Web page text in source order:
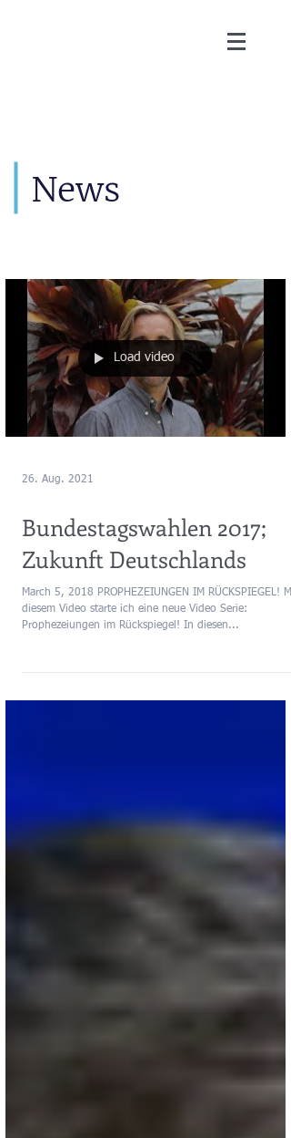
News
Load video
26. Aug. 2021
Bundestagswahlen 2017;
Zukunft Deutschlands
March 5, 2018 PROPHEZEIUNGEN IM RÜCKSPIEGEL!
diesem Video starte ich eine neue Video Serie:
Prophezeiungen im Rückspiegel! In diesen...